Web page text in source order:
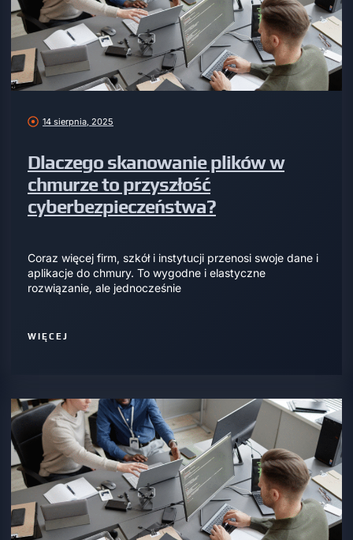
14 sierpnia, 2025
Dlaczego skanowanie plików w
chmurze to przyszłość
cyberbezpieczeństwa?
Coraz więcej firm, szkół i instytucji przenosi swoje dane i
aplikacje do chmury. To wygodne i elastyczne
rozwiązanie, ale jednocześnie
WIĘCEJ